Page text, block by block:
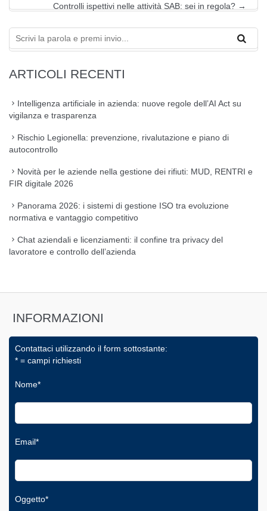
Controlli ispettivi nelle attività SAB: sei in regola? →
ARTICOLI RECENTI
Intelligenza artificiale in azienda: nuove regole dell’AI Act su
vigilanza e trasparenza
Rischio Legionella: prevenzione, rivalutazione e piano di
autocontrollo
Novità per le aziende nella gestione dei rifiuti: MUD, RENTRI e
FIR digitale 2026
Panorama 2026: i sistemi di gestione ISO tra evoluzione
normativa e vantaggio competitivo
Chat aziendali e licenziamenti: il confine tra privacy del
lavoratore e controllo dell’azienda
INFORMAZIONI
Contattaci utilizzando il form sottostante:
* = campi richiesti
Nome*
Email*
Oggetto*